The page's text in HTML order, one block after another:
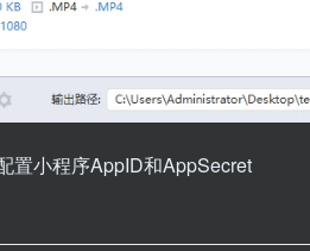
置小程序AppID和AppSecret